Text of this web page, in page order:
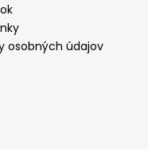
osobných údajov